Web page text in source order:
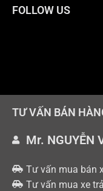
FOLLOW US
TƯ VẤN BÁN
Mr. NGUYỄN
Tư vấn mua bán
Tư vấn mua xe